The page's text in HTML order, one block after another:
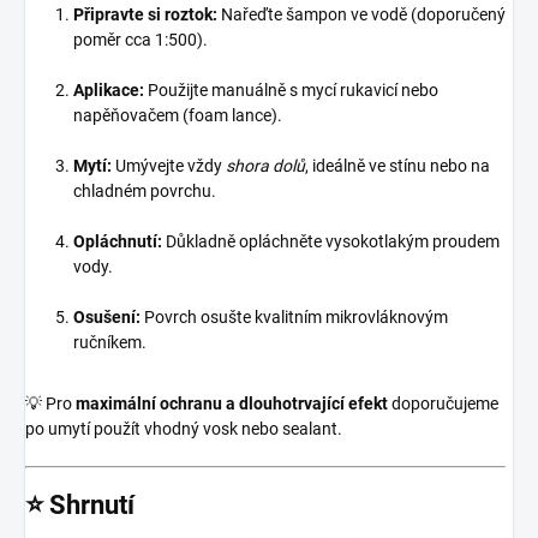
Připravte si roztok: Nařeďte šampon ve vodě (doporučený
poměr cca 1:500).
Aplikace: Použijte manuálně s mycí rukavicí nebo
napěňovačem (foam lance).
Mytí: Umývejte vždy shora dolů, ideálně ve stínu nebo na
chladném povrchu.
Opláchnutí: Důkladně opláchněte vysokotlakým proudem
vody.
Osušení: Povrch osušte kvalitním mikrovláknovým
ručníkem.
💡 Promaximální ochranu a dlouhotrvající efektdoporučujeme
po umytí použít vhodný vosk nebo sealant.
⭐ Shrnutí